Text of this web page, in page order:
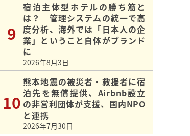
宿泊主体型ホテルの勝ち筋と
は？ 管理システムの統一で高
度分析、海外では「日本人の企
業」ということ自体がブランド
に
2026年8月3日
熊本地震の被災者・救援者に宿
泊先を無償提供、Airbnb設立
の非営利団体が支援、国内NPO
と連携
2026年7月30日